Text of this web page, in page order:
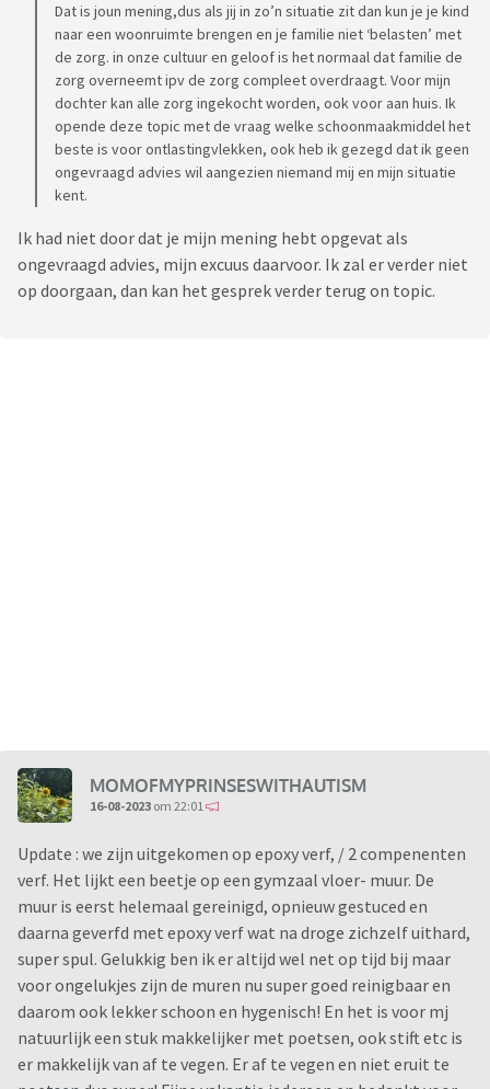
Dat is joun mening,dus als jij in zo’n situatie zit dan kun je je kind
naar een woonruimte brengen en je familie niet ‘belasten’ met
de zorg. in onze cultuur en geloof is het normaal dat familie de
zorg overneemt ipv de zorg compleet overdraagt. Voor mijn
dochter kan alle zorg ingekocht worden, ook voor aan huis. Ik
opende deze topic met de vraag welke schoonmaakmiddel het
beste is voor ontlastingvlekken, ook heb ik gezegd dat ik geen
ongevraagd advies wil aangezien niemand mij en mijn situatie
kent.
Ik had niet door dat je mijn mening hebt opgevat als
ongevraagd advies, mijn excuus daarvoor. Ik zal er verder niet
op doorgaan, dan kan het gesprek verder terug on topic.
MOMOFMYPRINSESWITHAUTISM
16-08-2023 om 22:01
Update : we zijn uitgekomen op epoxy verf, / 2 compenenten
verf. Het lijkt een beetje op een gymzaal vloer- muur. De
muur is eerst helemaal gereinigd, opnieuw gestuced en
daarna geverfd met epoxy verf wat na droge zichzelf uithard,
super spul. Gelukkig ben ik er altijd wel net op tijd bij maar
voor ongelukjes zijn de muren nu super goed reinigbaar en
daarom ook lekker schoon en hygenisch! En het is voor mj
natuurlijk een stuk makkelijker met poetsen, ook stift etc is
er makkelijk van af te vegen. Er af te vegen en niet eruit te